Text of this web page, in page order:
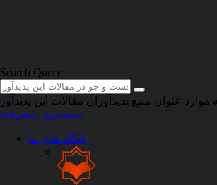
Search Query
موارد عنوان منبع پدیدآوران مقالات این پدیدآور
جستجوی پیشرفته
پایگاه های ما
ابراهیمی، اسماعیل/42 مقاله
دانلود فهرست مقالات نویسنده